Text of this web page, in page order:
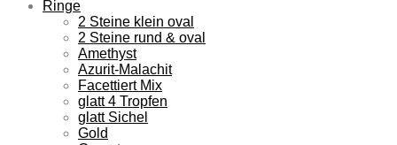
Ringe
2 Steine klein oval
2 Steine rund & oval
Amethyst
Azurit-Malachit
Facettiert Mix
glatt 4 Tropfen
glatt Sichel
Gold